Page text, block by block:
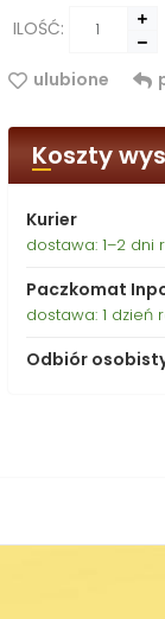
ILOŚĆ:
ulubione
Koszty
Kurier
dostawa: 1–2 dni
Paczkomat
dostawa: 1 dzień
Odbiór